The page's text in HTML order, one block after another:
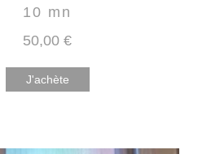
10 mn
50,00 €
J'achète